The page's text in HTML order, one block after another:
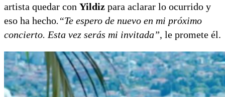
artista quedar con Yildiz para aclarar lo ocurrido y
eso ha hecho.“Te espero de nuevo en mi próximo
concierto. Esta vez serás mi invitada”, le promete él.